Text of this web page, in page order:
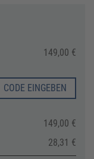
149,00 €
CODE EINGEBEN
149,00 €
28,31 €